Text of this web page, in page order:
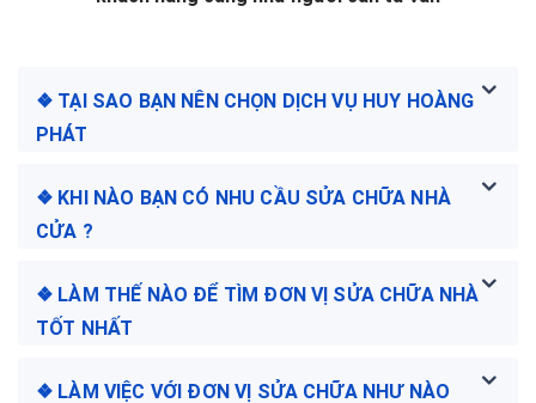
❖ TẠI SAO BẠN NÊN CHỌN DỊCH VỤ HUY HOÀNG
PHÁT
❖ KHI NÀO BẠN CÓ NHU CẦU SỬA CHỮA NHÀ
CỬA ?
❖ LÀM THẾ NÀO ĐỂ TÌM ĐƠN VỊ SỬA CHỮA NHÀ
TỐT NHẤT
❖ LÀM VIỆC VỚI ĐƠN VỊ SỬA CHỮA NHƯ NÀO